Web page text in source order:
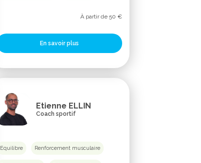
À partir de 50 €
En savoir plus
Etienne ELLIN
Coach sportif
Equilibre Renforcement musculaire